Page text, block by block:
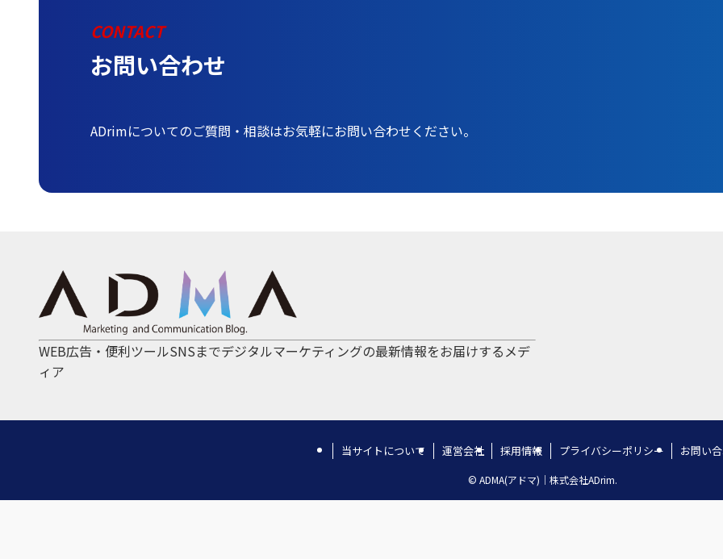
CONTACT
お問い合わせ
ADrimについてのご質問・相談はお気軽にお問い合わせください。
WEB広告・便利ツールSNSまでデジタルマーケティングの最新情報をお届けするメデ
ィア
当サイトについて 運営会社 採用情報 プライバシーポリシー お問い
© ADMA(アドマ)｜株式会社ADrim.